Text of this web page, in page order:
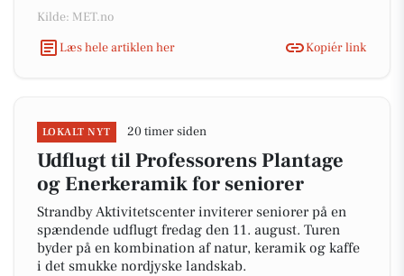
Kilde: MET.no
Læs hele artiklen her
Kopiér link
LOKALT NYT 20 timer siden
Udflugt til Professorens Plantage
og Enerkeramik for seniorer
Strandby Aktivitetscenter inviterer seniorer på en
spændende udflugt fredag den 11. august. Turen
byder på en kombination af natur, keramik og kaffe
i det smukke nordjyske landskab.